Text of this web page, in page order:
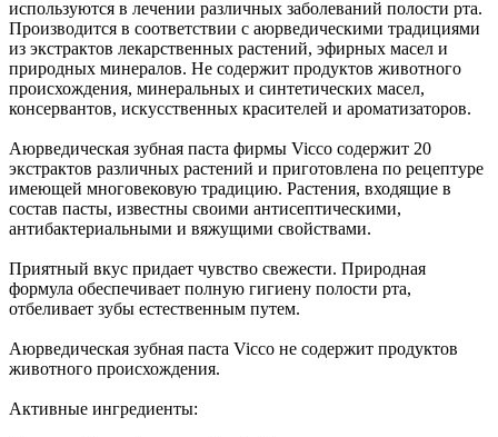
используются в лечении различных заболеваний полости рта.
Производится в соответствии с аюрведическими традициями
из экстрактов лекарственных растений, эфирных масел и
природных минералов. Не содержит продуктов животного
происхождения, минеральных и синтетических масел,
консервантов, искусственных красителей и ароматизаторов.
Аюрведическая зубная паста фирмы Vicco содержит 20
экстрактов различных растений и приготовлена по рецептуре
имеющей многовековую традицию. Растения, входящие в
состав пасты, известны своими антисептическими,
антибактериальными и вяжущими свойствами.
Приятный вкус придает чувство свежести. Природная
формула обеспечивает полную гигиену полости рта,
отбеливает зубы естественным путем.
Аюрведическая зубная паста Vicco не содержит продуктов
животного происхождения.
Активные ингредиенты: